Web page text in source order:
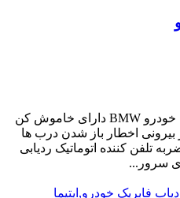
ردیاب sinowall plus مناسب برای خودرو BMW دارای خاموش کن
اخطار باز شدن درب ها
تلفن کننده اتوماتیک ردیابی